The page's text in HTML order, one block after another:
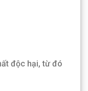
độc hại, từ đó